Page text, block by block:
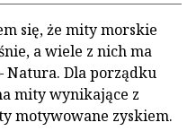
się, że mity morskie
a wiele z nich ma
Natura. Dla porządku
mity wynikające z
motywowane zyskiem.